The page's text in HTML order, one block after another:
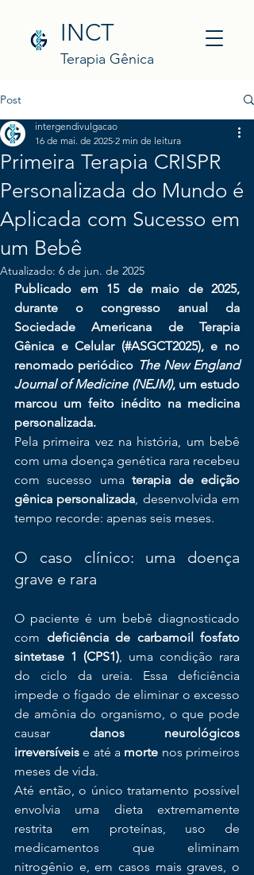
INCT
Terapia Gênica
Post
Primeira Terapia CRISPR
Personalizada do Mundo é
Aplicada com Sucesso em
um Bebê
intergendivulgacao
16 de mai. de 2025 2 min de leitura
Atualizado: 6 de jun. de 2025
Publicado em 15 de maio de 2025,
durante o congresso anual da
Sociedade Americana de Terapia
Gênica e Celular (#ASGCT2025), e no
renomado periódico The New England
Journal of Medicine (NEJM), um estudo
marcou um feito inédito na medicina
personalizada.
Pela primeira vez na história, um bebê
com uma doença genética rara recebeu
com sucesso uma terapia de edição
gênica personalizada, desenvolvida em
tempo recorde: apenas seis meses.
O caso clínico: uma doença
grave e rara
O paciente é um bebê diagnosticado
com deficiência de carbamoil fosfato
sintetase 1 (CPS1), uma condição rara
do ciclo da ureia. Essa deficiência
impede o fígado de eliminar o excesso
de amônia do organismo, o que pode
causar danos neurológicos
irreversíveis e até a morte nos primeiros
meses de vida.
Até então, o único tratamento possível
envolvia uma dieta extremamente
restrita em proteínas, uso de
medicamentos que eliminam
nitrogênio e, em casos mais graves, o